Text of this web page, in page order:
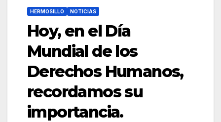
HERMOSILLO NOTICIAS
Hoy, en el Día
Mundial de los
Derechos Humanos,
recordamos su
importancia.